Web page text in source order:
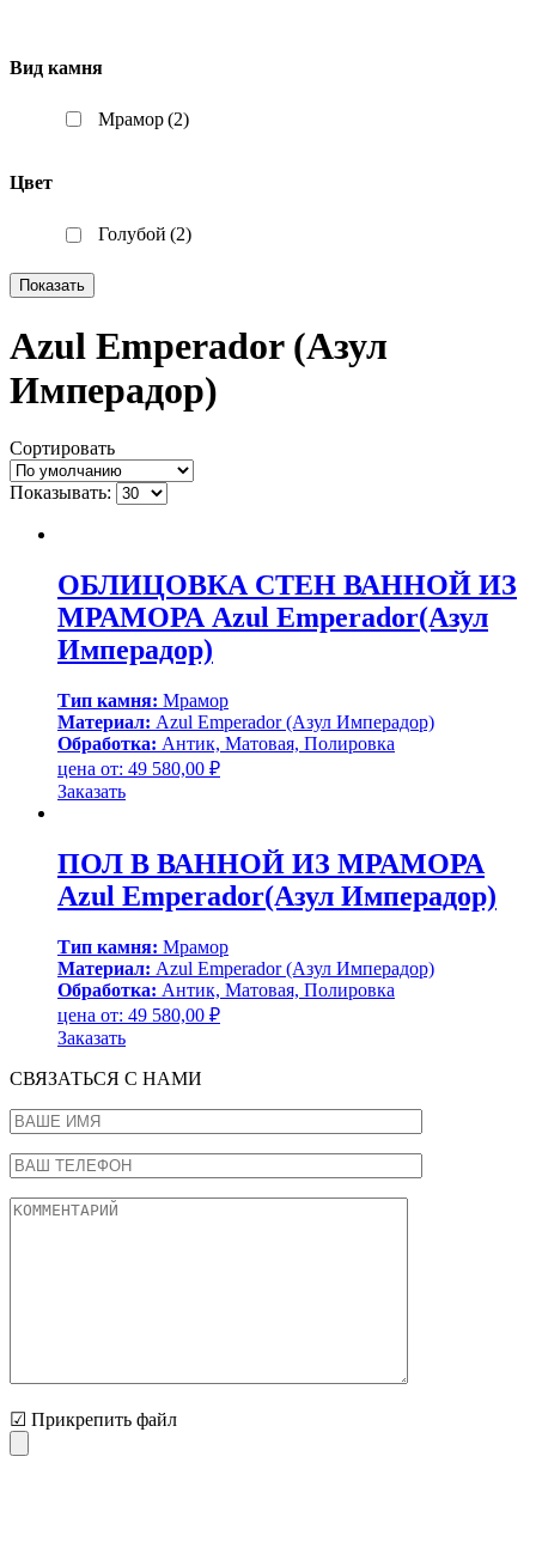
Вид камня
Мрамор(2)
Цвет
Голубой (2)
Показать
Azul Emperador (Азул
Имперадор)
Сортировать
Показывать:
ОБЛИЦОВКА СТЕН ВАННОЙ ИЗ
МРАМОРА Azul Emperador(Азул
Имперадор)
Тип камня: Мрамор
Материал: Azul Emperador (Азул Имперадор)
Обработка: Антик, Матовая, Полировка
цена от: 49 580,00 ₽
Заказать
ПОЛ В ВАННОЙ ИЗ МРАМОРА
Azul Emperador(Азул Имперадор)
Тип камня: Мрамор
Материал: Azul Emperador (Азул Имперадор)
Обработка: Антик, Матовая, Полировка
цена от: 49 580,00 ₽
Заказать
СВЯЗАТЬСЯ С НАМИ
☑ Прикрепить файл